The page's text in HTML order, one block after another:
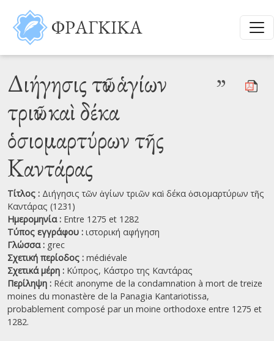
Παράκαμψη προς το κυρίως περιεχόμενο
ΦΡΑΓΚΙΚΑ
Διήγησις τῶν ἁγίων
τριῶν καὶ δέκα
ὁσιομαρτύρων τῆς
Καντάρας
”
Τίτλος : Διήγησις τῶν ἁγίων τριῶν καὶ δέκα ὁσιομαρτύρων τῆς
Καντάρας (1231)
Ημερομηνία : Entre 1275 et 1282
Τύπος εγγράφου : ιστορική αφήγηση
Γλώσσα : grec
Σχετική περίοδος : médiévale
Σχετικά μέρη : Κύπρος, Κάστρο της Καντάρας
Περίληψη : Récit anonyme de la condamnation à mort de treize
moines du monastère de la Panagia Kantariotissa,
probablement composé par un moine orthodoxe entre 1275 et
1282.